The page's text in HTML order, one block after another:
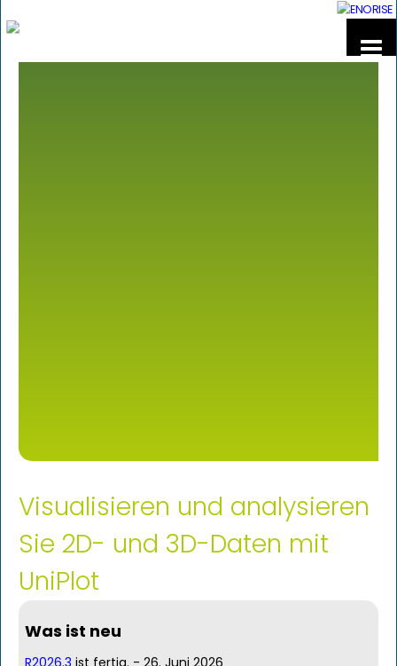
Visualisieren und analysieren
Sie 2D- und 3D-Daten mit
UniPlot
Was ist neu
R2026.3 ist fertig. - 26. Juni 2026